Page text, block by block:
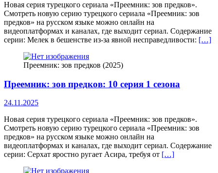
Новая серия турецкого сериала «Преемник: зов предков».
Смотреть новую серию турецкого сериала «Преемник: зов
предков» на русском языке можно онлайн на
видеоплатформах и каналах, где выходит сериал. Содержание
серии: Мелек в бешенстве из‑за явной несправедливости: […]
Преемник: зов предков (2025)
Преемник: зов предков: 10 серия 1 сезона
24.11.2025
Новая серия турецкого сериала «Преемник: зов предков».
Смотреть новую серию турецкого сериала «Преемник: зов
предков» на русском языке можно онлайн на
видеоплатформах и каналах, где выходит сериал. Содержание
серии: Серхат яростно ругает Асирa, требуя от […]